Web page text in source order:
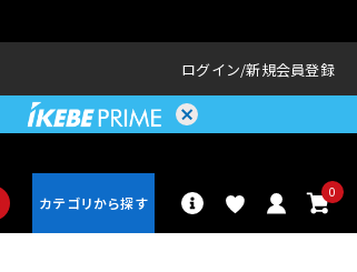
ログイン 新規会員登録
0